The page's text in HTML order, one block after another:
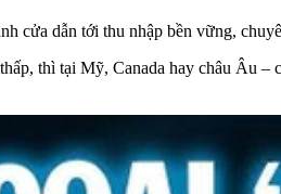
cửa dẫn tới thu nhập bền vững,
thì tại Mỹ, Canada hay châu Âu –